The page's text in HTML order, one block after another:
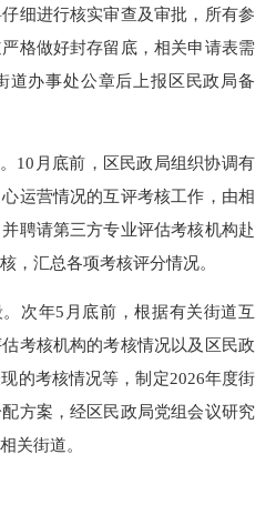
细进行核实审查及审批，所有参
格做好封存留底，相关申请表需
道办事处公章后上报区民政局备
。 10 月底前，区民政局组织协调有
运营情况的互评考核工作，由相
聘请第三方专业评估考核机构赴
，汇总各项考核评分情况。
。 次年5月底前，根据有关街道互
考核机构的考核情况以及区民政
的考核情况等，制定2026年度街
方案，经区民政局党组会议研究
关街道。